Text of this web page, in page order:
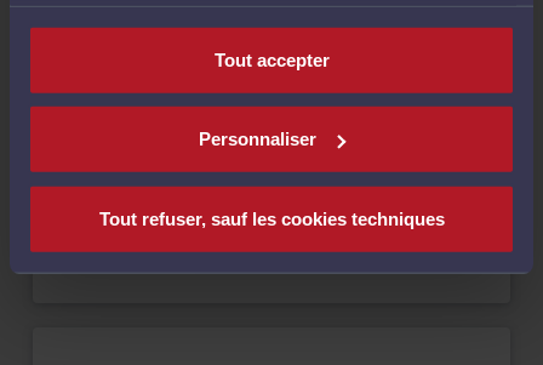
nécessaires au fonctionnement du site.
Tout accepter
Personnaliser
Tout refuser, sauf les cookies techniques
Compétences
Droit de la famille, des personnes et de leur patrimoine
Droit du travail
Droit de la sécurité sociale et de la protection sociale